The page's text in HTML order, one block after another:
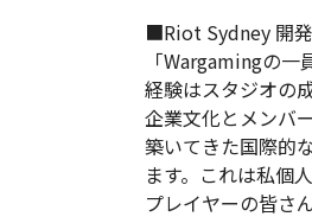
■Riot Sydney 開
「Wargamingの
経験はスタジオの
企業文化とメンバ
築いてきた国際的
ます。これは私個
プレイヤーの皆さ